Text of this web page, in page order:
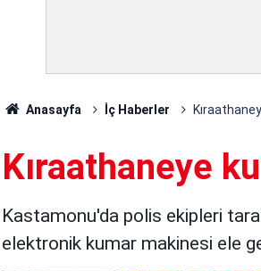
Anasayfa İç Haberler
Kıraathaneye
Kastamonu'da polis ekipleri
elektronik kumar makinesi ele